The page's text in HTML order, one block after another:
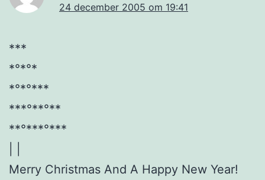
24 december 2005 om 19:41
***
*°*°*
*°*°***
***°**°**
**°***°***
Merry Christmas And A Happy New Year!